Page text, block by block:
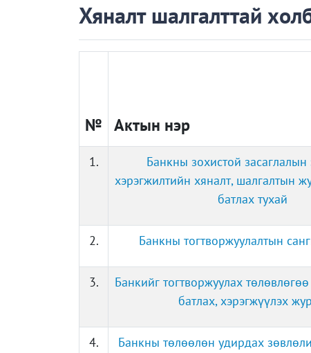
Хяналт шалгалттай
№ Актын нэр
1.
Банкны зохистой
хэрэгжилтийн хяналт, шалгалтын
батлах тухай
2. Банкны тогтворжуулалтын
3.
Банкийг тогтворжуулах
батлах, хэрэгжүүлэх
4.
Банкны төлөөлөн удирдах